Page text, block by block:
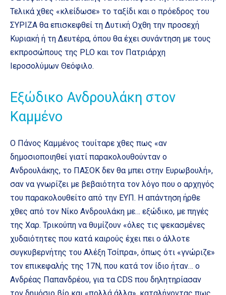
Τελικά χθες «κλείδωσε» το ταξίδι και ο πρόεδρος του
ΣΥΡΙΖΑ θα επισκεφθεί τη Δυτική Οχθη την προσεχή
Κυριακή ή τη Δευτέρα, όπου θα έχει συνάντηση με τους
εκπροσώπους της PLO και τον Πατριάρχη
Ιεροσολύμων Θεόφιλο.
Εξώδικο Ανδρουλάκη στον
Καμμένο
Ο Πάνος Καμμένος τουίταρε χθες πως «αν
δημοσιοποιηθεί γιατί παρακολουθούνταν ο
Ανδρουλάκης, το ΠΑΣΟΚ δεν θα μπει στην Ευρωβουλή»,
σαν να γνωρίζει με βεβαιότητα τον λόγο που ο αρχηγός
του παρακολουθείτο από την ΕΥΠ. Η απάντηση ήρθε
χθες από τον Νίκο Ανδρουλάκη με… εξώδικο, με πηγές
της Χαρ. Τρικούπη να θυμίζουν «όλες τις ψεκασμένες
χυδαιότητες που κατά καιρούς έχει πει ο άλλοτε
συγκυβερνήτης του Αλέξη Τσίπρα», όπως ότι «γνώριζε»
τον επικεφαλής της 17Ν, που κατά τον ίδιο ήταν… ο
Ανδρέας Παπανδρέου, για τα CDS που δηλητηρίασαν